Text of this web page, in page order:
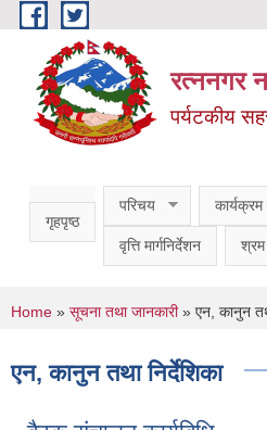
Skip to main content
रत्ननगर
पर्यटकीय
गृहपृष्ठ
परिचय कार्यक्रम
वृत्ति मार्गनिर्देशन श्रम
You are here
Home » सूचना तथा जानकारी» एन, कानुन
एन, कानुन तथा निर्देशिका